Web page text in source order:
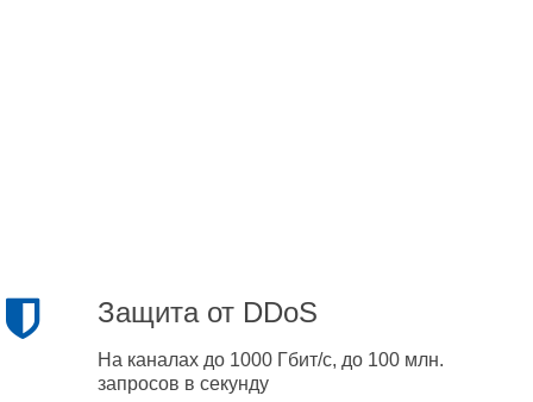
Защита от DDoS
На каналах до 1000 Гбит/с, до 100 млн.
запросов в секунду